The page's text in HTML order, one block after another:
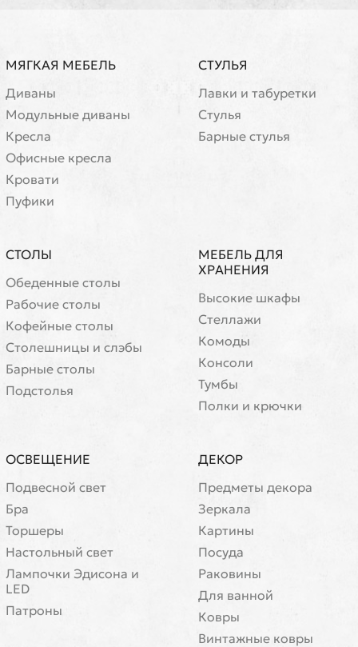
МЯГКАЯ МЕБЕЛЬ
Диваны
Модульные диваны
Кресла
Офисные кресла
Кровати
Пуфики
СТУЛЬЯ
Лавки и табуретки
Стулья
Барные стулья
СТОЛЫ
Обеденные столы
Рабочие столы
Кофейные столы
Cтолешницы и слэбы
Барные столы
Подстолья
МЕБЕЛЬ ДЛЯ
ХРАНЕНИЯ
Высокие шкафы
Стеллажи
Комоды
Консоли
Тумбы
Полки и крючки
ОСВЕЩЕНИЕ
Подвесной свет
Бра
Торшеры
Настольный свет
Лампочки Эдисона и
LED
Патроны
ДЕКОР
Предметы декора
Зеркала
Картины
Посуда
Раковины
Для ванной
Ковры
Винтажные ковры